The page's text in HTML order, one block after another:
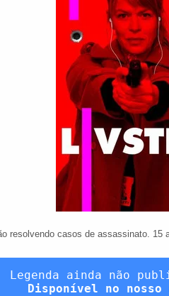
resolvendo casos de assassinato.
Legenda ainda não
Disponível no